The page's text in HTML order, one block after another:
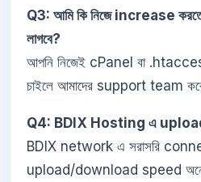
Q3: আমি কি নিজে increase
লাগবে?
আপনি নিজেই cPanel বা
চাইলে আমাদের support team
Q4: BDIX Hosting এ
BDIX network এ সরাসরি
upload/download speed